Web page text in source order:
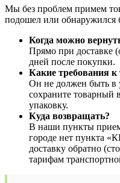
Мы без проблем примем
подошел или обнаружился
Когда можно
Прямо при доставке
дней после покупки.
Какие требования к
Он не должен быть в
сохраните
упаковку.
Куда возвращать?
В наши пункты
городе нет пункта
доставку обратно
тарифам